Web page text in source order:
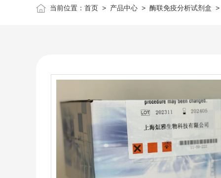
当前位置： 首页> 产品中心> 酶联免疫分析试剂盒